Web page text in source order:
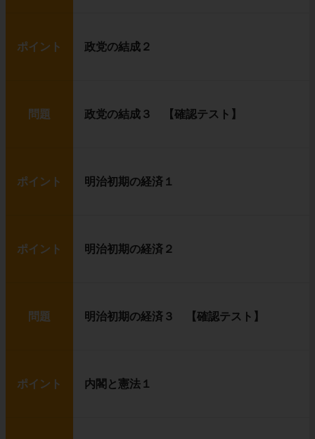
ポイント 政党の結成２
問題 政党の結成３ 【確認テスト】
ポイント 明治初期の経済１
ポイント 明治初期の経済２
問題 明治初期の経済３ 【確認テスト】
ポイント 内閣と憲法１